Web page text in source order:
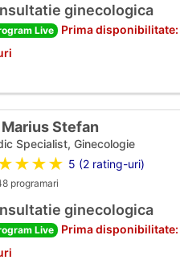
ginecologica
Live Prima disponibilitate:
Marius Stefan
Specialist, Ginecologie
5 (2 rating-uri)
programari
ginecologica
Live Prima disponibilitate: